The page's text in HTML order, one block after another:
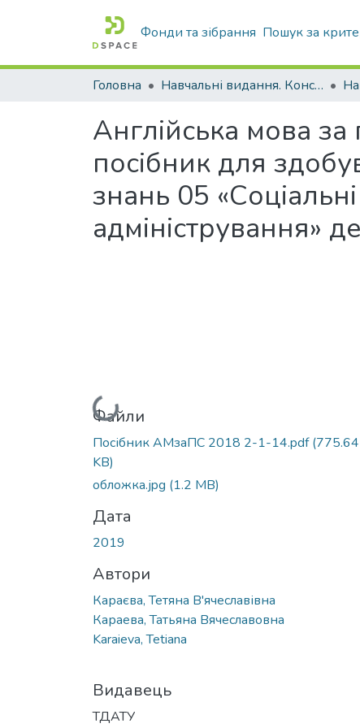
Фонди та зібрання Пошук за
Головна Навчальні видання. Конспекти лекцій
Англійська мова
посібник для
знань 05
адміністрування»
Вантажиться...
Файли
Посібник АМзаПС 2018 2-1-14.pdf(775.64
KB)
обложка.jpg (1.2 MB)
Дата
2019
Автори
Караєва, Тетяна В'ячеславівна
Караева, Татьяна Вячеславовна
Karaieva, Tetiana
Видавець
ТДАТУ